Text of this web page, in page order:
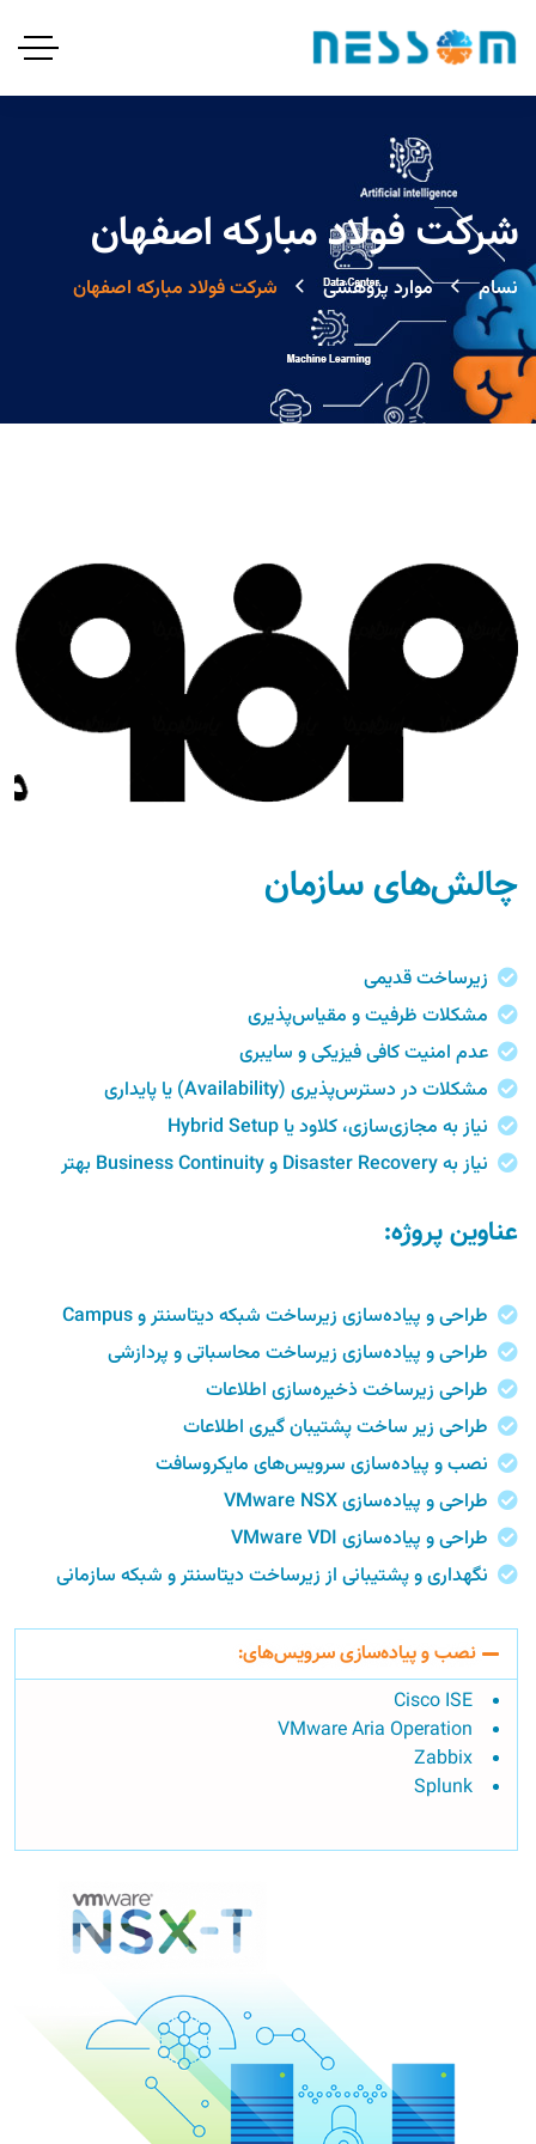
شرکت فولاد مبارکه اصفهان
نسام موارد پژوهشی شرکت فولاد مبارکه اصفهان
چالش‌های سازمان
زیرساخت قدیمی
مشکلات ظرفیت و مقیاس‌پذیری
عدم امنیت کافی فیزیکی و سایبری
مشکلات در دسترس‌پذیری (Availability) یا پایداری
نیاز به مجازی‌سازی، کلاود یا Hybrid Setup
نیاز به Disaster Recovery و Business Continuity بهتر
عناوین پروژه:
طراحی و پیاده‌سازی زیرساخت شبکه‌ دیتاسنتر و Campus
طراحی و پیاده‌سازی زیرساخت محاسباتی و پردازشی
طراحی زیرساخت ذخیره‌سازی اطلاعات
طراحی زير ساخت پشتیبان گیری اطلاعات
نصب و پیاده‌سازی سرویس‌های مایکروسافت
طراحی و پیاده‌سازی VMware NSX
طراحی و پیاده‌سازی VMware VDI
نگهداری و پشتیبانی از زیرساخت دیتاسنتر و شبکه سازمانی
نصب و پیاده‌سازی سرویس‌های:
Cisco ISE
VMware Aria Operation
Zabbix
Splunk